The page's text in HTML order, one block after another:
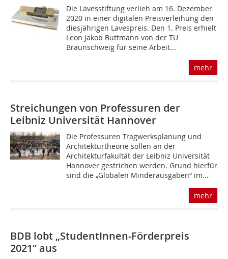
Die Lavesstiftung verlieh am 16. Dezember
2020 in einer digitalen Preisverleihung den
diesjährigen Lavespreis. Den 1. Preis erhielt
Leon Jakob Buttmann von der TU
Braunschweig für seine Arbeit...
mehr
Streichungen von Professuren der
Leibniz Universität Hannover
Die Professuren Tragwerksplanung und
Architekturtheorie sollen an der
Architekturfakultät der Leibniz Universität
Hannover gestrichen werden. Grund hierfür
sind die „Globalen Minderausgaben“ im...
mehr
BDB lobt „StudentInnen-Förderpreis
2021“ aus